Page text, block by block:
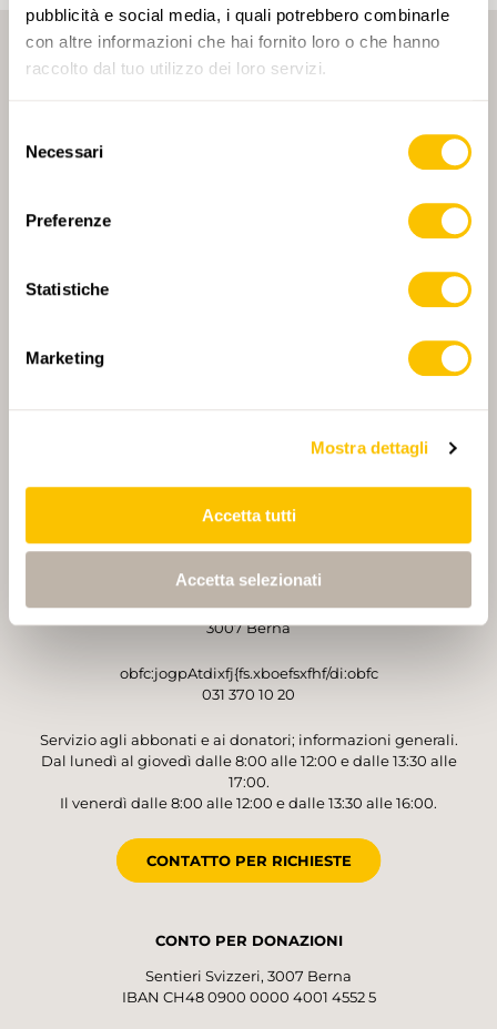
pubblicità e social media, i quali potrebbero combinarle
con altre informazioni che hai fornito loro o che hanno
raccolto dal tuo utilizzo dei loro servizi.
delNecessari
Preferenze
Statistiche
Marketing
Mostra dettagli
Accetta tutti
Accetta selezionati
GESTORE
Sentieri Svizzeri
Monbijoustrasse 61
3007 Berna
obfc:jogpAtdixfj{fs.xboefsxfhf/di:obfc
031 370 10 20
Servizio agli abbonati e ai donatori; informazioni generali.
Dal lunedì al giovedì dalle 8:00 alle 12:00 e dalle 13:30 alle
17:00.
Il venerdì dalle 8:00 alle 12:00 e dalle 13:30 alle 16:00.
CONTATTO PER RICHIESTE
CONTO PER DONAZIONI
Sentieri Svizzeri, 3007 Berna
IBAN CH48 0900 0000 4001 4552 5